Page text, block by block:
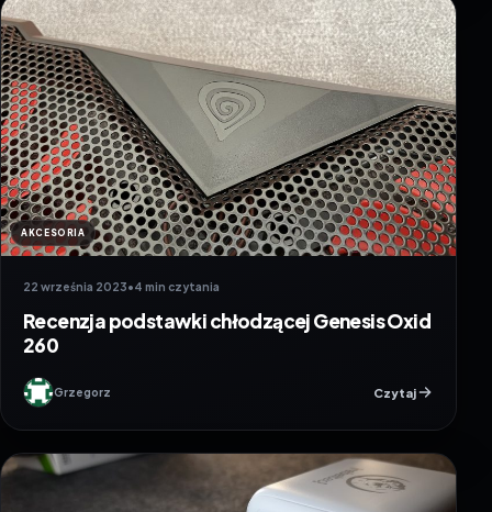
AKCESORIA
22 września 2023•4 min czytania
Recenzja podstawki chłodzącej Genesis Oxid
260
Grzegorz Czytaj